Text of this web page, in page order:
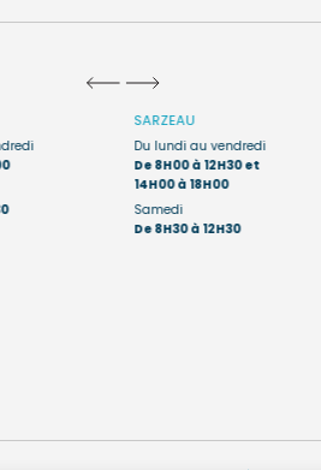
SARZEAU
Du lundi au vendredi
De 8H00 à 12H30 et
14H00 à 18H00
Samedi
De 8H30 à 12H30